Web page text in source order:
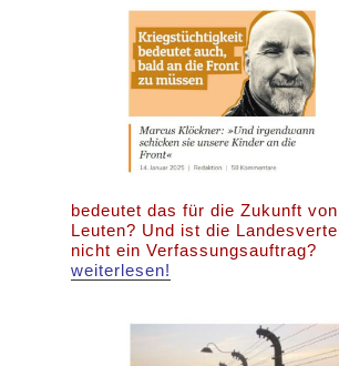
bedeutet das für die Zukunft
Leuten? Und ist die
nicht ein Verfassungsauftrag?
weiterlesen!